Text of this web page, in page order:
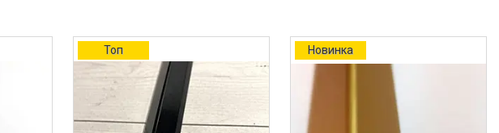
Топ Новинка